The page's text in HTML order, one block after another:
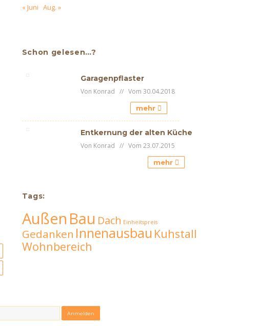
« Juni Aug. »
Schon gelesen…?
Garagenpflaster
Von Konrad // Vom 30.04.2018
mehr
Entkernung der alten Küche
Von Konrad // Vom 23.07.2015
mehr
Tags:
Außen Bau Dach Einheitspreis
Gedanken Innenausbau Kuhstall
Wohnbereich